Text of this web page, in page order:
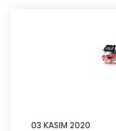
03 KASIM 2020